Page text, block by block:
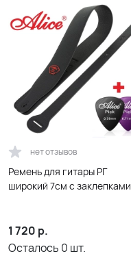
нет отзывов
Ремень для гитары РГ
широкий 7см с заклепками
1 720 р.
Осталось 0 шт.